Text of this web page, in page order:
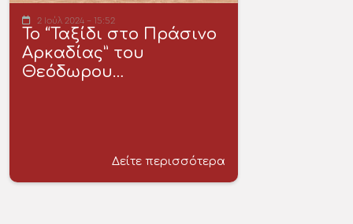
2 Ιούλ 2024 - 15:52
Το “Ταξίδι στο Πράσινο
Αρκαδίας” του
Θεόδωρου…
Δείτε περισσότερα